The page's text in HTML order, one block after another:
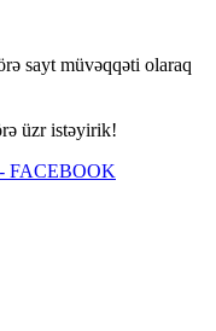
sayt müvəqqəti olaraq
üzr istəyirik!
FACEBOOK